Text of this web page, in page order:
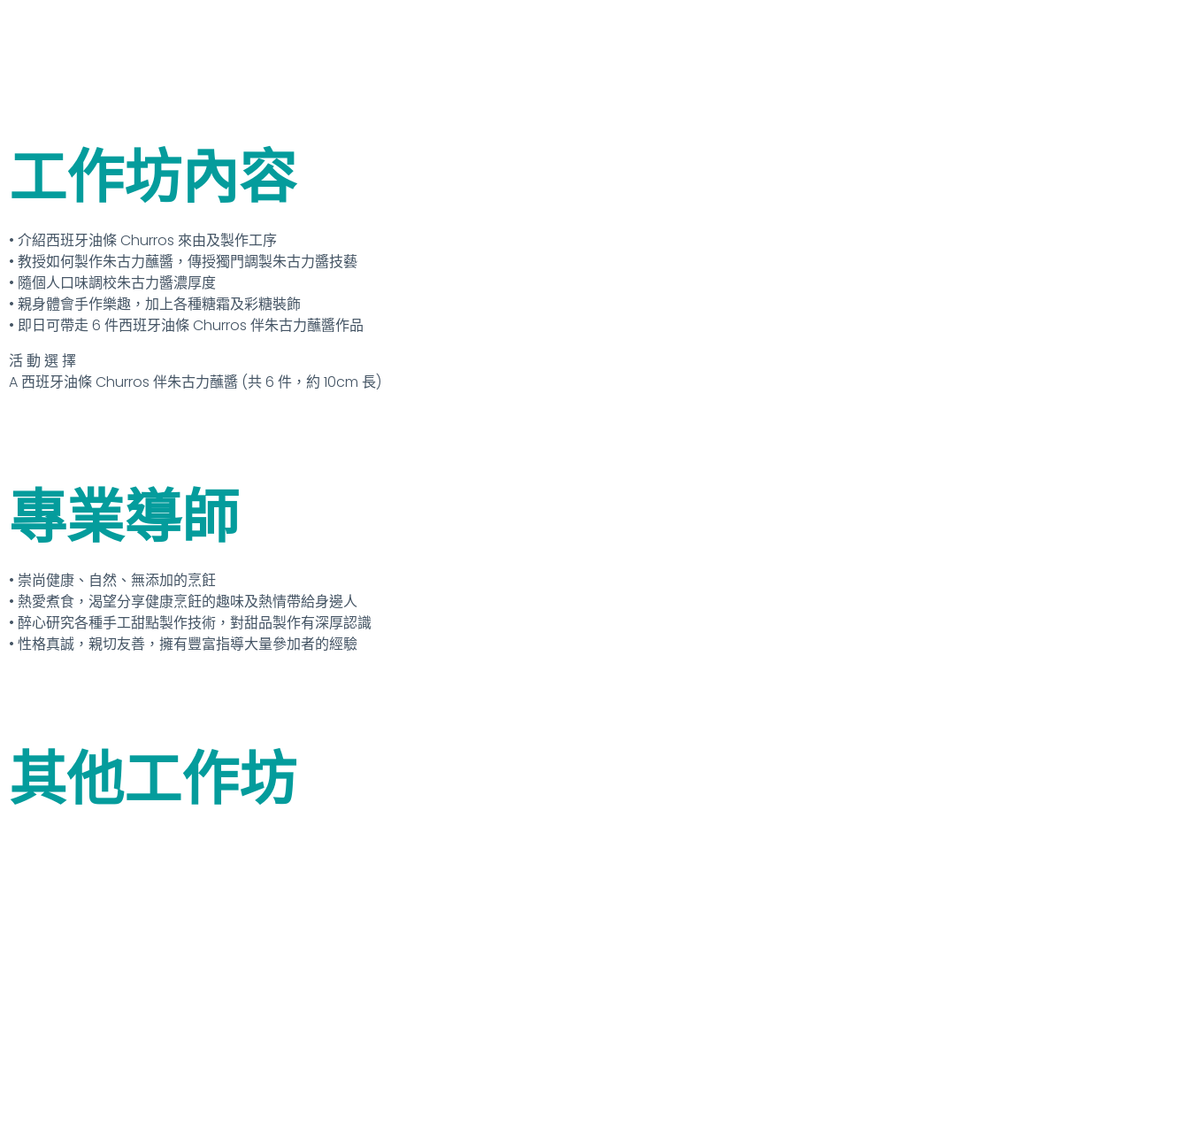
工作坊內容
• 介紹西班牙油條 Churros 來由及製作工序
• 教授如何製作朱古力蘸醬，傳授獨門調製朱古力醬技藝
• 隨個人口味調校朱古力醬濃厚度
• 親身體會手作樂趣，加上各種糖霜及彩糖裝飾
• 即日可帶走 6 件西班牙油條 Churros 伴朱古力蘸醬作品
活 動 選 擇
A 西班牙油條 Churros 伴朱古力蘸醬 (共 6 件，約 10cm 長)
專業導師
• 崇尚健康、自然、無添加的烹飪
• 熱愛煮食，渴望分享健康烹飪的趣味及熱情帶給身邊人
• 醉心研究各種手工甜點製作技術，對甜品製作有深厚認識
• 性格真誠，親切友善，擁有豐富指導大量參加者的經驗
其他工作坊